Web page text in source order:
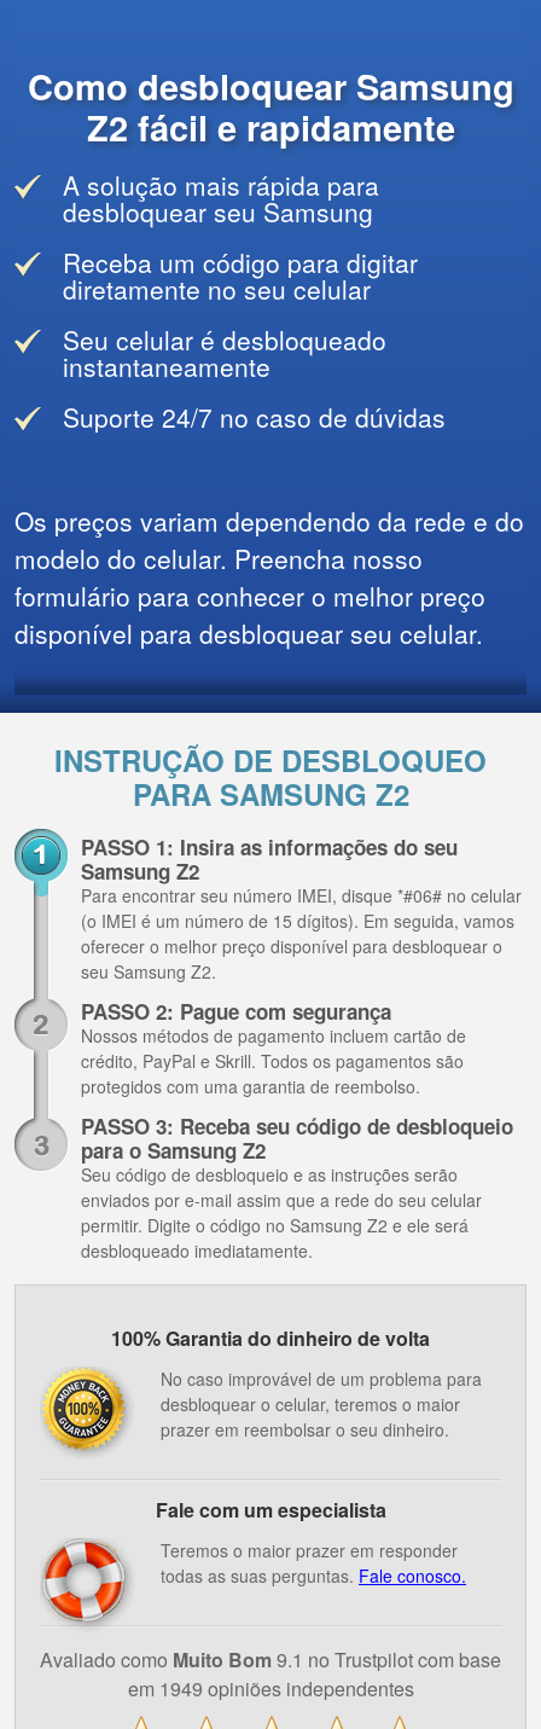
Como desbloquear Samsung
Z2 fácil e rapidamente
A solução mais rápida para
desbloquear seu Samsung
Receba um código para digitar
diretamente no seu celular
Seu celular é desbloqueado
instantaneamente
Suporte 24/7 no caso de dúvidas
Os preços variam dependendo da rede e do
modelo do celular. Preencha nosso
formulário para conhecer o melhor preço
disponível para desbloquear seu celular.
INSTRUÇÃO DE DESBLOQUEO
PARA SAMSUNG Z2
PASSO 1: Insira as informações do seu
Samsung Z2
Para encontrar seu número IMEI, disque *#06# no celular
(o IMEI é um número de 15 dígitos). Em seguida, vamos
oferecer o melhor preço disponível para desbloquear o
seu Samsung Z2.
PASSO 2: Pague com segurança
Nossos métodos de pagamento incluem cartão de
crédito, PayPal e Skrill. Todos os pagamentos são
protegidos com uma garantia de reembolso.
PASSO 3: Receba seu código de desbloqueio
para o Samsung Z2
Seu código de desbloqueio e as instruções serão
enviados por e-mail assim que a rede do seu celular
permitir. Digite o código no Samsung Z2 e ele será
desbloqueado imediatamente.
100% Garantia do dinheiro de volta
No caso improvável de um problema para
desbloquear o celular, teremos o maior
prazer em reembolsar o seu dinheiro.
Fale com um especialista
Teremos o maior prazer em responder
todas as suas perguntas. Fale conosco.
Avaliado como Muito Bom9.1 no Trustpilot com base
em 1949 opiniões independentes